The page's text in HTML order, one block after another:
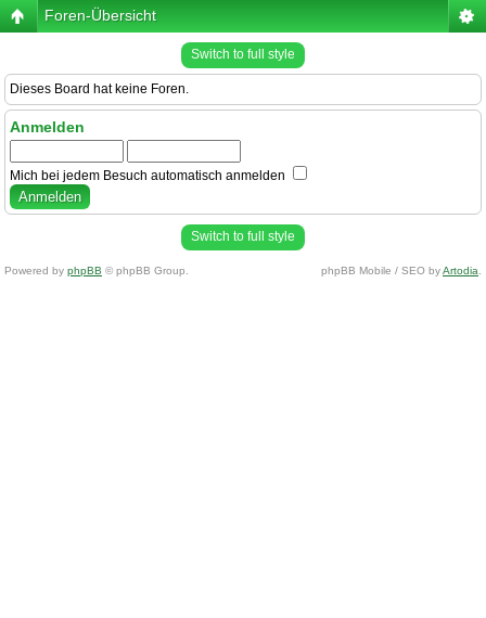
Foren-Übersicht
Switch to full style
Dieses Board hat keine Foren.
Anmelden
Mich bei jedem Besuch automatisch anmelden
Switch to full style
Powered by phpBB © phpBB Group. phpBB Mobile / SEO byArtodia